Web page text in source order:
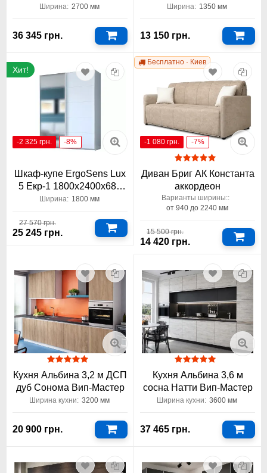
трехдверный Константа
Ширина: 2700 мм
36 345 грн.
Константа акция
Ширина: 1350 мм
13 150 грн.
Хит!
-2 325 грн. -8%
Шкаф-купе ErgoSens Lux
5 Екр-1 1800х2400х680
двухдверный Константа
Ширина: 1800 мм
27 570 грн.
25 245 грн.
Бесплатно · Киев
-1 080 грн. -7%
Диван Бриг АК Константа
аккордеон
Варианты ширины::
от 940 до 2240 мм
15 500 грн.
14 420 грн.
Кухня Альбина 3,2 м ДСП
дуб Сонома Вип-Мастер
Ширина кухни: 3200 мм
20 900 грн.
Кухня Альбина 3,6 м
сосна Натти Вип-Мастер
Ширина кухни: 3600 мм
37 465 грн.